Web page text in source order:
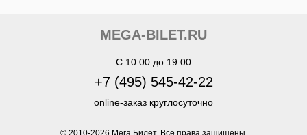
MEGA-BILET.RU
C 10:00 до 19:00
+7 (495) 545-42-22
online-заказ круглосуточно
© 2010-2026 Мега Билет. Все права защищены.